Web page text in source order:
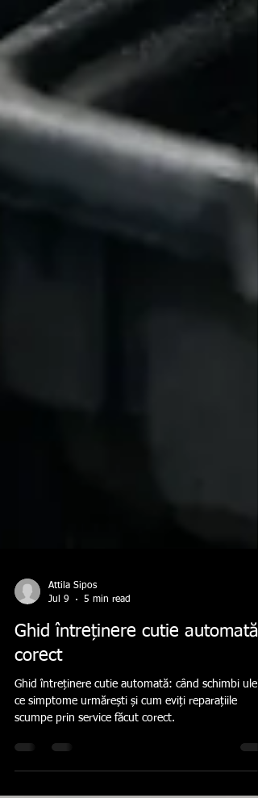
Attila Sipos
5 min read
Ghid întreținere cutie automată
corect
ce simptome urmărești și cum eviți reparațiile